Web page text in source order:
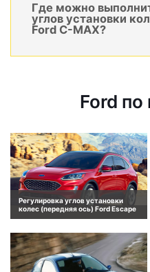
Где можно
углов установки
Ford C-MAX?
Ford
Регулировка углов установки
колес (передняя ось) Ford Escape